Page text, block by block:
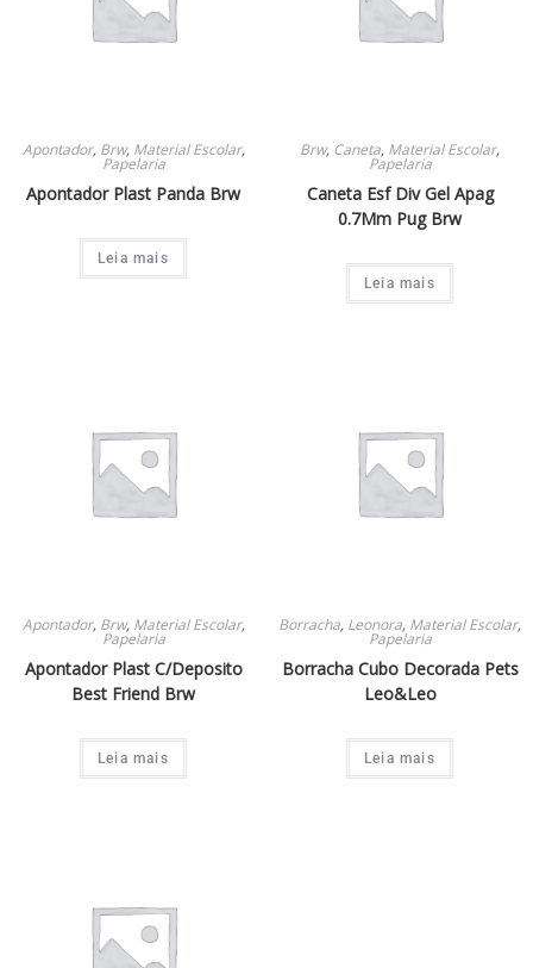
Apontador, Brw, Material Escolar,
Papelaria
Apontador Plast Panda Brw
Leia mais
Brw, Caneta, Material Escolar,
Papelaria
Caneta Esf Div Gel Apag
0.7Mm Pug Brw
Leia mais
Apontador, Brw, Material Escolar,
Papelaria
Apontador Plast C/Deposito
Best Friend Brw
Leia mais
Borracha, Leonora, Material Escolar,
Papelaria
Borracha Cubo Decorada Pets
Leo&Leo
Leia mais